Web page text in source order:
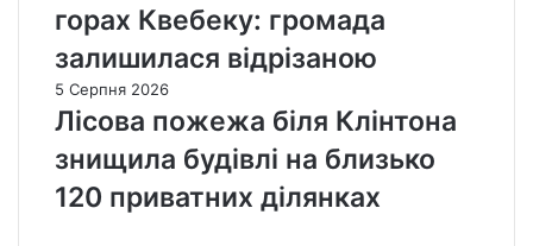
горах Квебеку: громада
залишилася відрізаною
5 Серпня 2026
Лісова пожежа біля Клінтона
знищила будівлі на близько
120 приватних ділянках